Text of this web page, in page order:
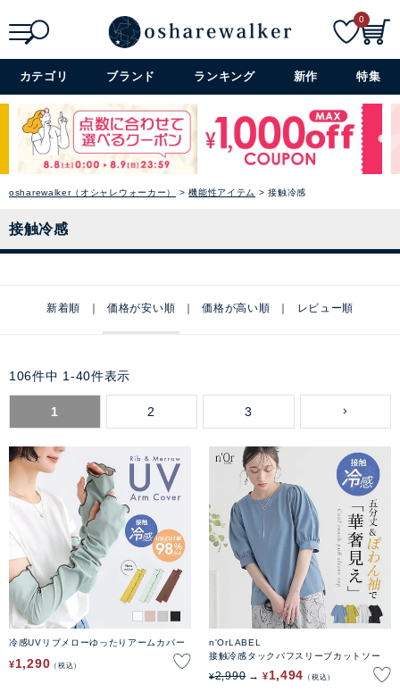
詳細検索+
0
カテゴリ ブランド ランキング 新作 特集
osharewalker（オシャレウォーカー） 機能性アイテム 接触冷感
接触冷感
新着順 価格が安い順 価格が高い順 レビュー順
106件中 1 -40件表示
1 2 3
冷感UVリブメローゆったりアームカバー
¥1,290 税込
n'OrLABEL
接触冷感タックパフスリーブカットソー
¥2,990 ¥1,494 税込